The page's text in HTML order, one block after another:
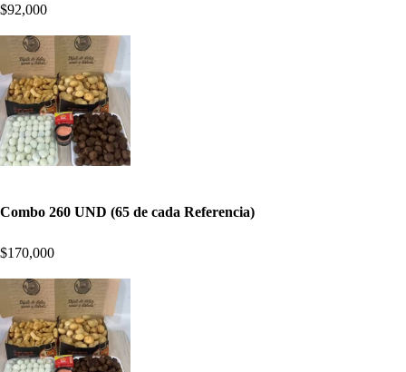
$92,000
Combo 260 UND (65 de cada Referencia)
$170,000